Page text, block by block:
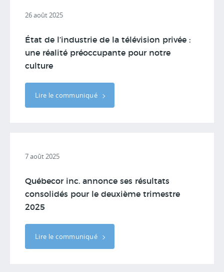
26 août 2025
État de l’industrie de la télévision privée :
une réalité préoccupante pour notre
culture
Lire le communiqué
7 août 2025
Québecor inc. annonce ses résultats
consolidés pour le deuxième trimestre
2025
Lire le communiqué